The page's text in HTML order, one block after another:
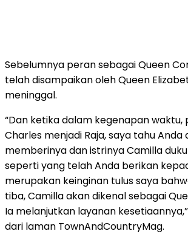
Sebelumnya peran sebagai Queen
telah disampaikan oleh Queen
meninggal.
“Dan ketika dalam kegenapan waktu,
Charles menjadi Raja, saya tahu Anda
memberinya dan istrinya Camilla
seperti yang telah Anda berikan
merupakan keinginan tulus saya
tiba, Camilla akan dikenal sebagai
Ia melanjutkan layanan
dari laman TownAndCountryMag.